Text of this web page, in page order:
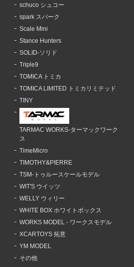
schuco シュコー
spark スパーク
Scale Mini
Stance Hunters
SOLID-ソリド
Triple9
TOMICA トミカ
TOMICA LIMITED トミカリミテッド
TINY
TARMAC WORKS-ターマックワーク
ス
TimeMicro
TIMOTHY&PIERRE
TSM-トゥルースケールモデル
WIT'S ウイッツ
WELLY ウィリー
WHITE BOX ホワイトボックス
WORKS MODEL - ワークスモデル
XCARTOYS 拓意
YM MODEL
その他